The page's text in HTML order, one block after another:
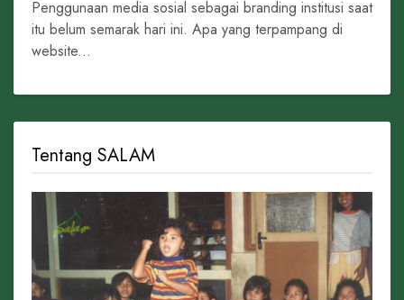
Penggunaan media sosial sebagai branding institusi saat
itu belum semarak hari ini. Apa yang terpampang di
website...
Tentang SALAM